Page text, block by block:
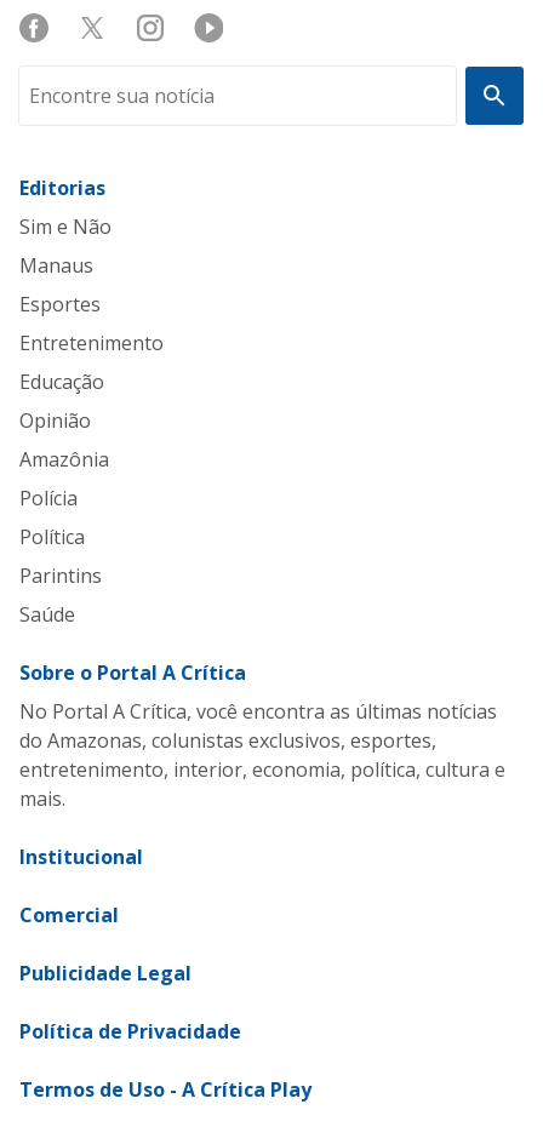
Editorias
Sim e Não
Manaus
Esportes
Entretenimento
Educação
Opinião
Amazônia
Polícia
Política
Parintins
Saúde
Sobre o Portal A Crítica
No Portal A Crítica, você encontra as últimas notícias
do Amazonas, colunistas exclusivos, esportes,
entretenimento, interior, economia, política, cultura e
mais.
Institucional
Comercial
Publicidade Legal
Política de Privacidade
Termos de Uso - A Crítica Play